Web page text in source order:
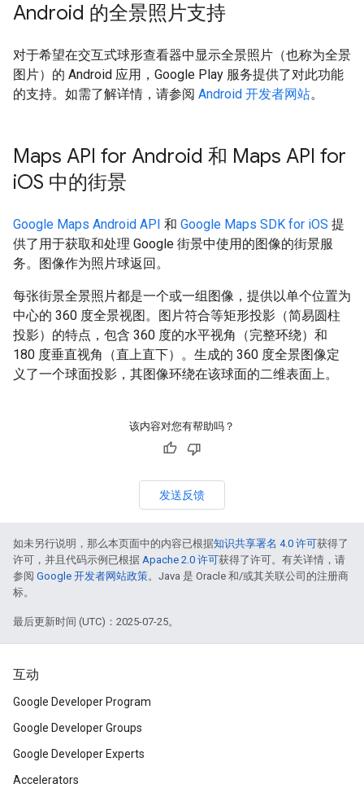
Android 的全景照片支持
对于希望在交互式球形查看器中显示全景照片（也称为全景
图片）的 Android 应用，Google Play 服务提供了对此功能
的支持。如需了解详情，请参阅 Android 开发者网站。
Maps API for Android 和 Maps API for
iOS 中的街景
Google Maps Android API 和 Google Maps SDK for iOS 提
供了用于获取和处理 Google 街景中使用的图像的街景服
务。图像作为照片球返回。
每张街景全景照片都是一个或一组图像，提供以单个位置为
中心的 360 度全景视图。图片符合等矩形投影（简易圆柱
投影）的特点，包含 360 度的水平视角（完整环绕）和
180 度垂直视角（直上直下）。生成的 360 度全景图像定
义了一个球面投影，其图像环绕在该球面的二维表面上。
该内容对您有帮助吗？
发送反馈
如未另行说明，那么本页面中的内容已根据知识共享署名 4.0 许可获得了
许可，并且代码示例已根据 Apache 2.0 许可获得了许可。有关详情，请
参阅 Google 开发者网站政策。Java 是 Oracle 和/或其关联公司的注册商
标。
最后更新时间 (UTC)：2025-07-25。
互动
Google Developer Program
Google Developer Groups
Google Developer Experts
Accelerators